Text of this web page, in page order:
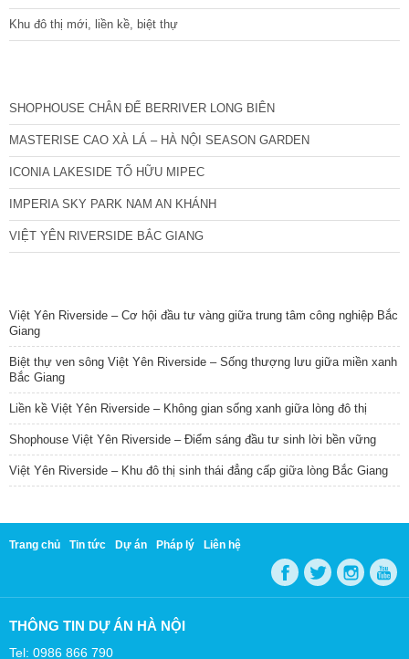
Khu đô thị mới, liền kề, biệt thự
SHOPHOUSE CHÂN ĐẾ BERRIVER LONG BIÊN
MASTERISE CAO XÀ LÁ – HÀ NỘI SEASON GARDEN
ICONIA LAKESIDE TỐ HỮU MIPEC
IMPERIA SKY PARK NAM AN KHÁNH
VIỆT YÊN RIVERSIDE BẮC GIANG
Việt Yên Riverside – Cơ hội đầu tư vàng giữa trung tâm công nghiệp Bắc
Giang
Biệt thự ven sông Việt Yên Riverside – Sống thượng lưu giữa miền xanh
Bắc Giang
Liền kề Việt Yên Riverside – Không gian sống xanh giữa lòng đô thị
Shophouse Việt Yên Riverside – Điểm sáng đầu tư sinh lời bền vững
Việt Yên Riverside – Khu đô thị sinh thái đẳng cấp giữa lòng Bắc Giang
Trang chủ Tin tức Dự án Pháp lý Liên hệ
THÔNG TIN DỰ ÁN HÀ NỘI
Tel: 0986 866 790